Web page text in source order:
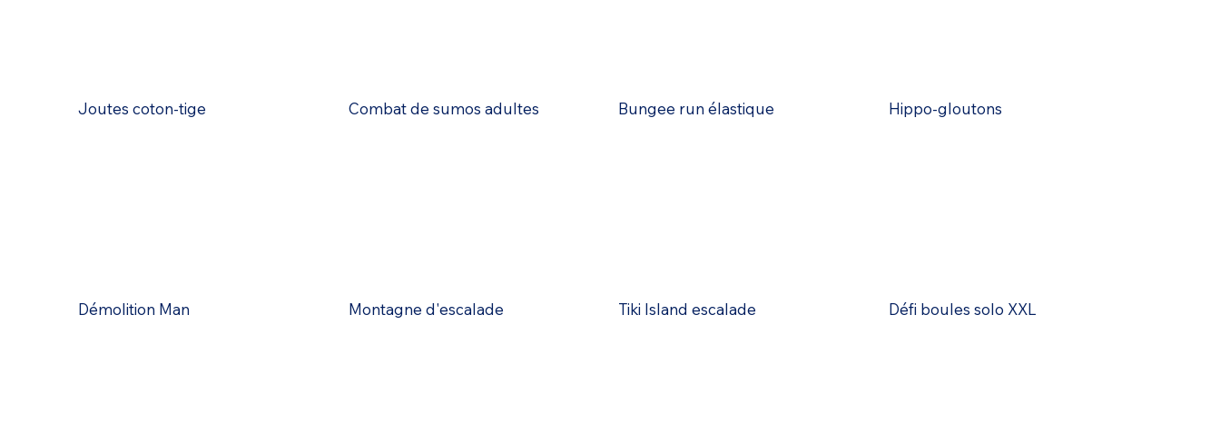
Joutes coton-tige Combat de sumos adultes Bungee run élastique Hippo-gloutons
Démolition Man Montagne d'escalade Tiki Island escalade Défi boules solo XXL